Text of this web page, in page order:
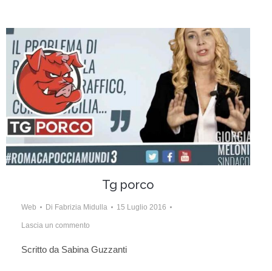
Tg porco
Web Di Fabrizia Midulla 15 Luglio 2016
Lascia un commento
Scritto da Sabina Guzzanti